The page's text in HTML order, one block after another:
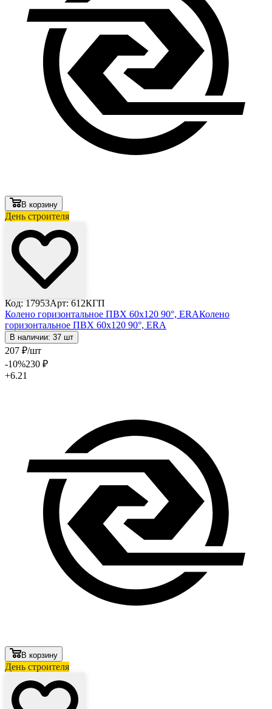
В корзину
День строителя
Код: 17953Арт: 612КГП
Колено горизонтальное ПВХ 60х120 90°, ERAКолено
горизонтальное ПВХ 60х120 90°, ERA
В наличии: 37 шт
207 ₽/шт
-10%230 ₽
+6.21
В корзину
День строителя